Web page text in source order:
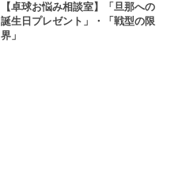
【卓球お悩み相談室】「旦那への
誕生日プレゼント」・「戦型の限
界」